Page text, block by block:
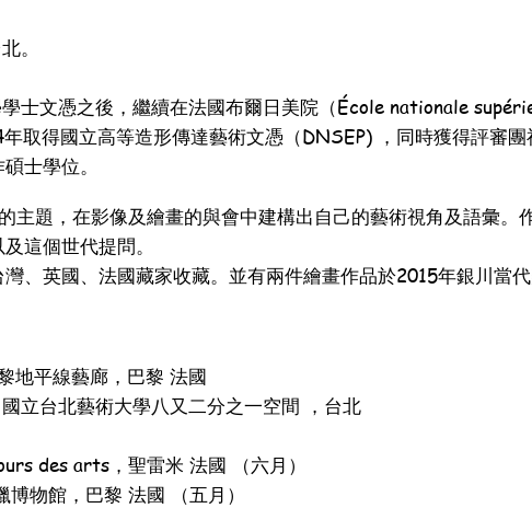
。
士文憑之後，繼續在法國布爾日美院（École nationale
取得國立高等造形傳達藝術文憑（DNSEP) ，同時獲得評審
士學位。
主題，在影像及繪畫的與會中建構出自己的藝術視角及語彙。
這個世代提問。
、英國、法國藏家收藏。並有兩件繪畫作品於2015年銀川當代
地平線藝廊，巴黎 法國
立台北藝術大學八又二分之一空間 ，台北
des arts，聖雷米 法國 （六月）
物館，巴黎 法國 （五月）